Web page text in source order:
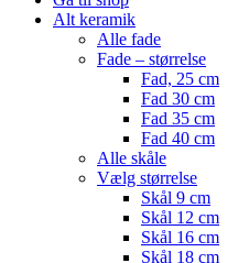
Alt keramik
Alle fade
Fade – størrelse
Fad, 25 cm
Fad 30 cm
Fad 35 cm
Fad 40 cm
Alle skåle
Vælg størrelse
Skål 9 cm
Skål 12 cm
Skål 16 cm
Skål 18 cm